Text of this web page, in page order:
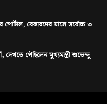
বেকারদের মাসে সর্বোচ্চ ৩
দেখতে পৌঁছলেন মুখ্যমন্ত্রী শুভেন্দু